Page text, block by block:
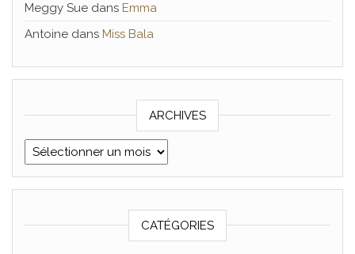
Meggy Sue dans Emma
Antoine dans Miss Bala
ARCHIVES
Archives
CATÉGORIES